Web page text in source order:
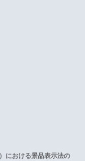
における景品表示法の